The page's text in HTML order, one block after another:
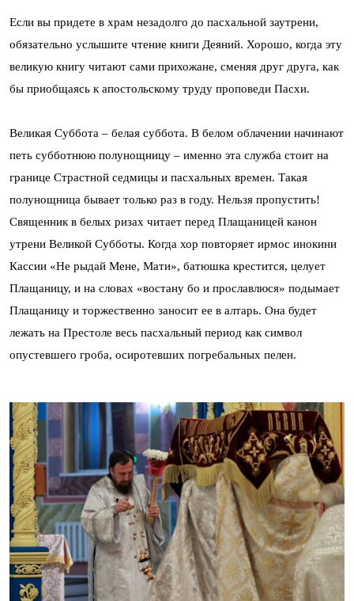
Если вы придете в храм незадолго до пасхальной заутрени,
обязательно услышите чтение книги Деяний. Хорошо, когда эту
великую книгу читают сами прихожане, сменяя друг друга, как
бы приобщаясь к апостольскому труду проповеди Пасхи.
Великая Суббота – белая суббота. В белом облачении начинают
петь субботнюю полунощницу – именно эта служба стоит на
границе Страстной седмицы и пасхальных времен. Такая
полунощница бывает только раз в году. Нельзя пропустить!
Священник в белых ризах читает перед Плащаницей канон
утрени Великой Субботы. Когда хор повторяет ирмос инокини
Кассии «Не рыдай Мене, Мати», батюшка крестится, целует
Плащаницу, и на словах «востану бо и прославлюся» подымает
Плащаницу и торжественно заносит ее в алтарь. Она будет
лежать на Престоле весь пасхальный период как символ
опустевшего гроба, осиротевших погребальных пелен.